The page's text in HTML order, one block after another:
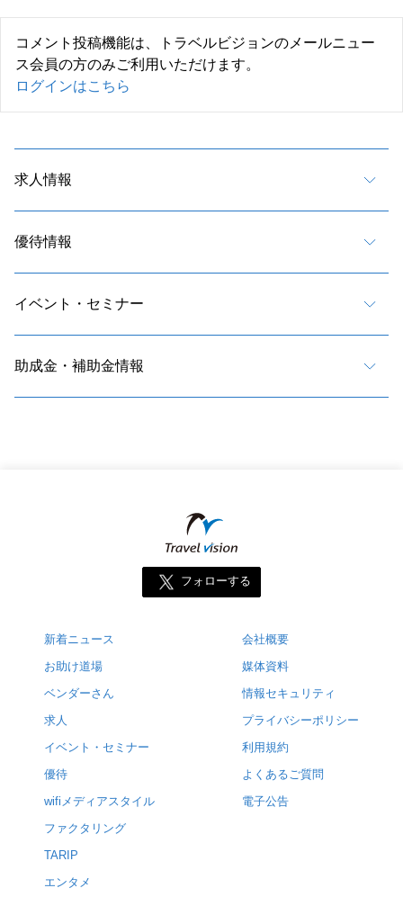
コメント投稿機能は、トラベルビジョンのメールニュー
ス会員の方のみご利用いただけます。
ログインはこちら
求人情報
優待情報
イベント・セミナー
助成金・補助金情報
フォローする
新着ニュース
お助け道場
ベンダーさん
求人
イベント・セミナー
優待
wifiメディアスタイル
ファクタリング
TARIP
エンタメ
会社概要
媒体資料
情報セキュリティ
プライバシーポリシー
利用規約
よくあるご質問
電子公告